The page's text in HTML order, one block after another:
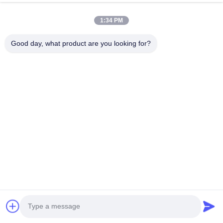
1:34 PM
Good day, what product are you looking for?